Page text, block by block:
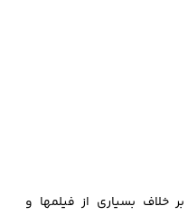
خلاف بسیاری از فیلمها و